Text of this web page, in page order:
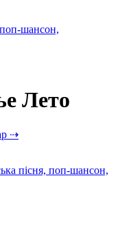
шансон,
Лето
⇢
пісня, поп-шансон,